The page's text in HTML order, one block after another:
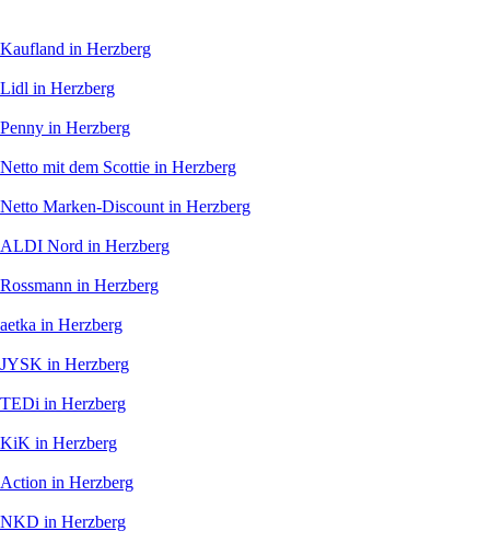
Kaufland in Herzberg
Lidl in Herzberg
Penny in Herzberg
Netto mit dem Scottie in Herzberg
Netto Marken-Discount in Herzberg
ALDI Nord in Herzberg
Rossmann in Herzberg
aetka in Herzberg
JYSK in Herzberg
TEDi in Herzberg
KiK in Herzberg
Action in Herzberg
NKD in Herzberg